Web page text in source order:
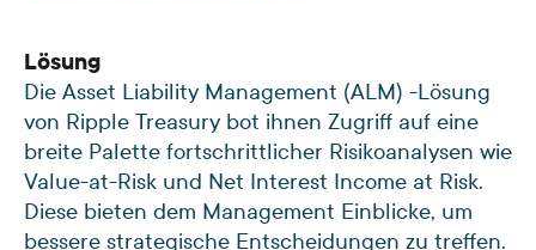
Lösung
Die Asset Liability Management (ALM) -Lösung
von Ripple Treasury bot ihnen Zugriff auf eine
breite Palette fortschrittlicher Risikoanalysen wie
Value-at-Risk und Net Interest Income at Risk.
Diese bieten dem Management Einblicke, um
bessere strategische Entscheidungen zu treffen.